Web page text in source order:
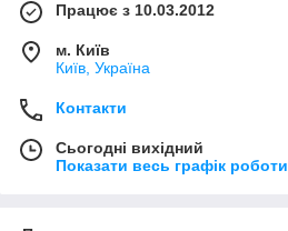
Працює з 10.03.2012
м. Київ
Київ, Україна
Контакти
Сьогодні вихідний
Показати весь графік роботи